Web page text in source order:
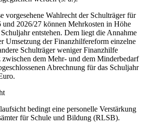
vorgesehene Wahlrecht der Schulträger für
und 2026/27 können Mehrkosten in Höhe
entstehen. Dem liegt die Annahme
Umsetzung der Finanzhilfereform einzelne
Schulträger weniger Finanzhilfe
dem Mehr- und dem Minderbedarf
Abrechnung für das Schuljahr
bedingt eine personelle Verstärkung
für Schule und Bildung (RLSB).